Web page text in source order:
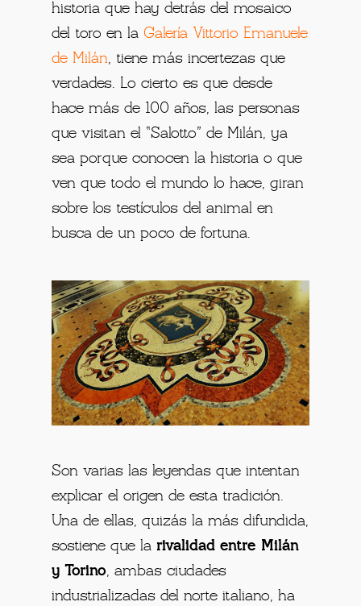
historia que hay detrás del mosaico
del toro en laGalería Vittorio Emanuele
de Milán, tiene más incertezas que
verdades. Lo cierto es que desde
hace más de 100 años, las personas
que visitan el “Salotto” de Milán, ya
sea porque conocen la historia o que
ven que todo el mundo lo hace, giran
sobre los testículos del animal en
busca de un poco de fortuna.
Son varias las leyendas que intentan
explicar el origen de esta tradición.
Una de ellas, quizás la más difundida,
sostiene que la rivalidad entre Milán
y Torino, ambas ciudades
industrializadas del norte italiano, ha